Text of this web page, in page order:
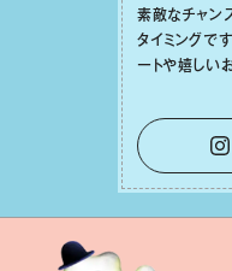
素敵なチャン
タイミングで
ートや嬉しい
せになってい
踏み出して。
ざり合い、ハ
いきます。